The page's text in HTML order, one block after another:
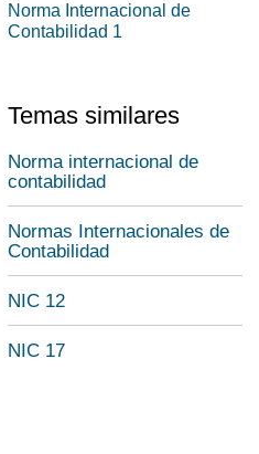
Norma Internacional de
Contabilidad 1
Temas similares
Norma internacional de
contabilidad
Normas Internacionales de
Contabilidad
NIC 12
NIC 17